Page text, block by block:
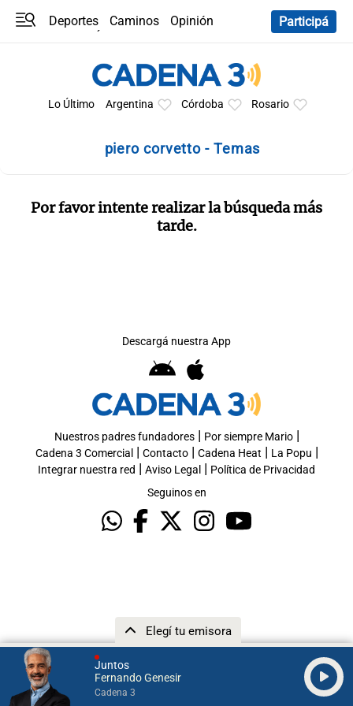
Juntos
Fernando Genesir
Cadena 3
Elegí tu emisora
Deportes Caminos
Opinión
Participá
Lo Último Argentina Córdoba Rosario
piero corvetto - Temas
Por favor intente realizar la búsqueda más
tarde.
Descargá nuestra App
Nuestros padres fundadores| Por siempre Mario|
Cadena 3 Comercial | Contacto| Cadena Heat | La Popu |
Integrar nuestra red | Aviso Legal | Política de Privacidad
Seguinos en